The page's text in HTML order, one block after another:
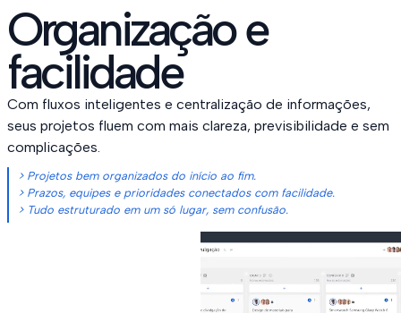
Organização e
facilidade
Com fluxos inteligentes e centralização de informações,
seus projetos fluem com mais clareza, previsibilidade e sem
complicações.
> Projetos bem organizados do início ao fim.
> Prazos, equipes e prioridades conectados com facilidade.
> Tudo estruturado em um só lugar, sem confusão.